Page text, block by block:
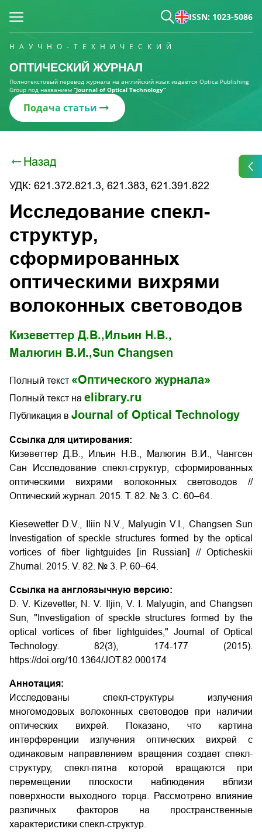
ISSN: 1023-5086
НАУЧНО-ТЕХНИЧЕСКИЙ
ОПТИЧЕСКИЙ ЖУРНАЛ
Полнотекстовый перевод журнала на английский язык издаётся Optica Publishing
Group под названием “Journal of Optical Technology“
Подача статьи
Назад
УДК: 621.372.821.3, 621.383, 621.391.822
Исследование спекл-
структур,
сформированных
оптическими вихрями
волоконных световодов
Кизеветтер Д.В., Ильин Н.В.,
Малюгин В.И.,Sun Changsen
Полный текст «Оптического журнала»
Полный текст на elibrary.ru
Публикация в Journal of Optical Technology
Ссылка для цитирования:
Кизеветтер Д.В., Ильин Н.В., Малюгин В.И., Чангсен
Сан Исследование спекл-структур, сформированных
оптическими вихрями волоконных световодов //
Оптический журнал. 2015. Т. 82. № 3. С. 60–64.
Kiesewetter D.V., Iliin N.V., Malyugin V.I., Changsen Sun
Investigation of speckle structures formed by the optical
vortices of fiber lightguides
[in Russian] // Opticheskii
Zhurnal. 2015. V. 82. № 3. P. 60–64.
Ссылка на англоязычную версию:
D. V. Kizevetter, N. V. Iljin, V. I. Malyugin, and Changsen
Sun, "Investigation of speckle structures formed by the
optical vortices of fiber lightguides," Journal of Optical
Technology. 82(3), 174-177 (2015).
https://doi.org/10.1364/JOT.82.000174
Аннотация:
Исследованы спекл-структуры излучения
многомодовых волоконных световодов при наличии
оптических вихрей. Показано, что картина
интерференции излучения оптических вихрей с
одинаковым направлением вращения создает спекл-
структуру, спекл-пятна которой вращаются при
перемещении плоскости наблюдения вблизи
поверхности выходного торца. Рассмотрено влияние
различных факторов на пространственные
характеристики спекл-структур.